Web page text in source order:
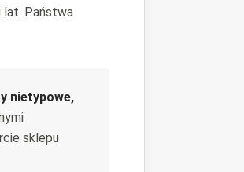
lat. Państwa
nietypowe,
sklepu